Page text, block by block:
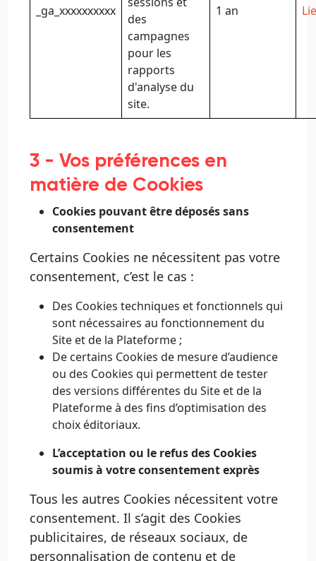
_ga_xxxxxxxxxx
des
campagnes
pour les
rapports
d'analyse du
site.
1 an
3 - Vos préférences en
matière de Cookies
Cookies pouvant être déposés sans
consentement
Certains Cookies ne nécessitent pas votre
consentement, c’est le cas :
Des Cookies techniques et fonctionnels qui
sont nécessaires au fonctionnement du
Site et de la Plateforme ;
De certains Cookies de mesure d’audience
ou des Cookies qui permettent de tester
des versions différentes du Site et de la
Plateforme à des fins d’optimisation des
choix éditoriaux.
L’acceptation ou le refus des Cookies
soumis à votre consentement exprès
Tous les autres Cookies nécessitent votre
consentement. Il s’agit des Cookies
publicitaires, de réseaux sociaux, de
personnalisation de contenu et de